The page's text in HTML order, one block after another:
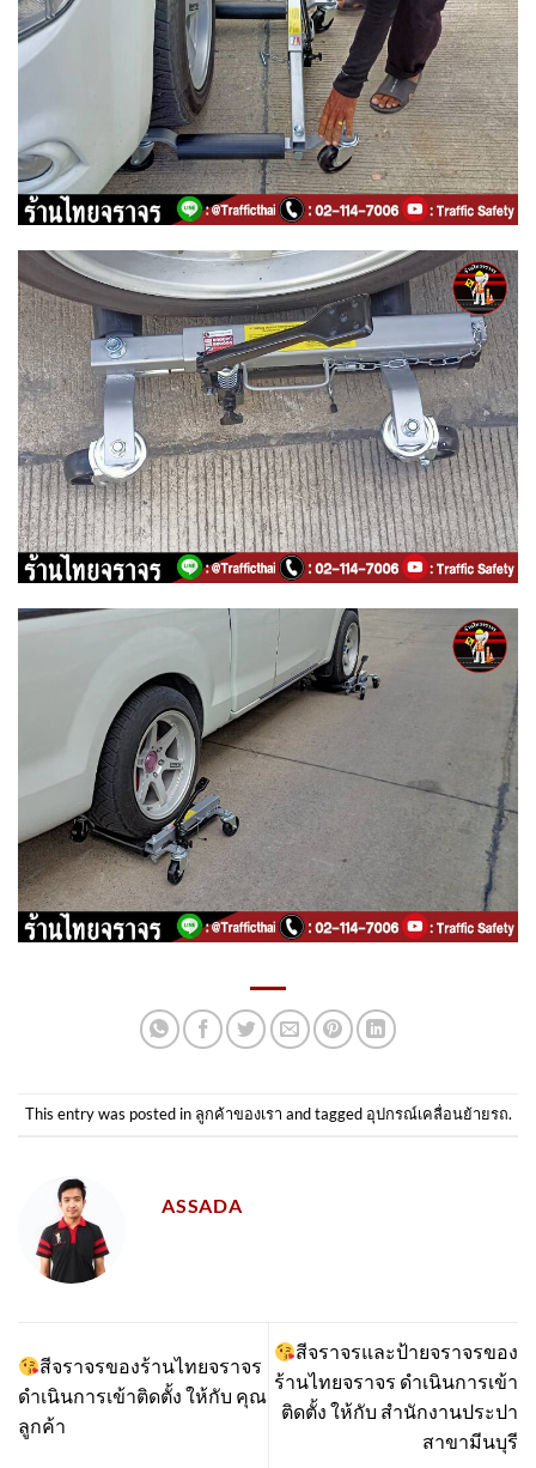
This entry was posted in ลูกค้าของเรา and tagged อุปกรณ์เคลื่อนย้ายรถ.
ASSADA
สีจราจรของร้านไทยจราจร
ดำเนินการเข้าติดตั้ง​ ให้กับ คุณ
ลูกค้า
สีจราจรและป้ายจราจรของ
ร้านไทยจราจร ดำเนินการเข้า
ติดตั้ง​ ให้กับ สำนักงานประปา
สาขามีนบุรี